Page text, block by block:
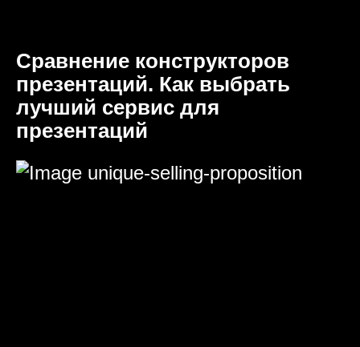
Сравнение конструкторов
презентаций. Как выбрать
лучший сервис для
презентаций